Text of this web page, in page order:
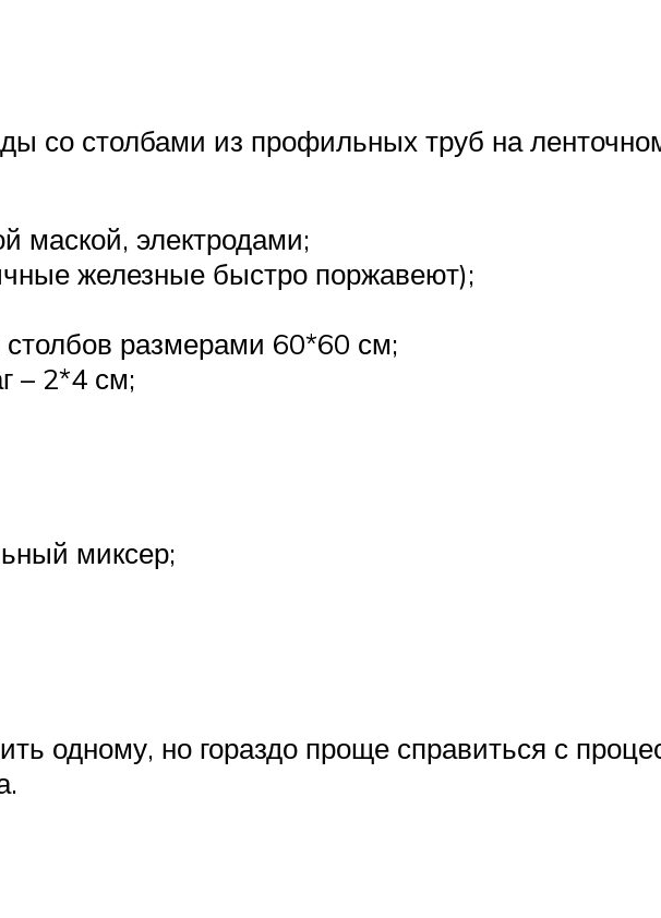
со столбами из профильных труб на
маской, электродами;
железные быстро поржавеют);
размерами 60*60 см;
– 2*4 см;
миксер;
одному, но гораздо проще справиться с